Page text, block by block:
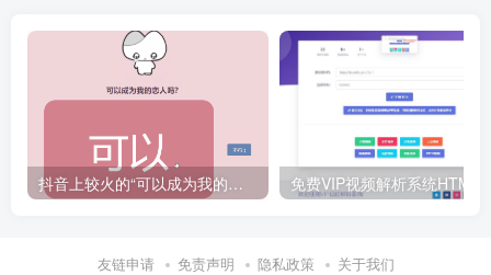
抖音上较火的“可以成为我的恋人吗”HTML源码
友链申请 免责声明 隐私政策 关于我们